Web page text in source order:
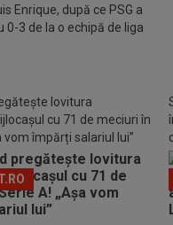
Enrique, după ce PSG a
0-3 de la o echipă de liga
lovitura
cu 71 de meciuri în
vom împărți salariul lui”